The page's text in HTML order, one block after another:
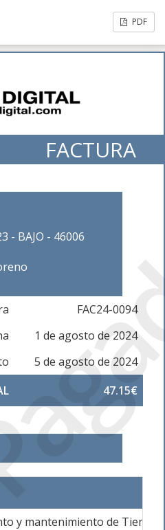
PDF
FACTURA
- BAJO - 46006
FAC24-0094
1 de agosto de 2024
5 de agosto de 2024
47.15€
y mantenimiento de Tienda